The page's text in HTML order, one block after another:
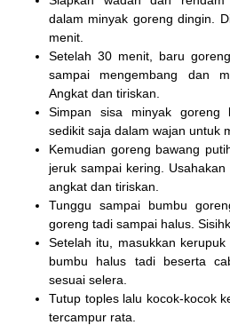
dalam minyak goreng dingin.
menit.
Setelah 30 menit, baru
sampai mengembang dan
Angkat dan tiriskan.
Simpan sisa minyak goreng
sedikit saja dalam wajan untuk
Kemudian goreng bawang
jeruk sampai kering.
angkat dan tiriskan.
Tunggu sampai bumbu
goreng tadi sampai halus.
Setelah itu, masukkan
bumbu halus tadi beserta
sesuai selera.
Tutup toples lalu kocok-kocok
tercampur rata.